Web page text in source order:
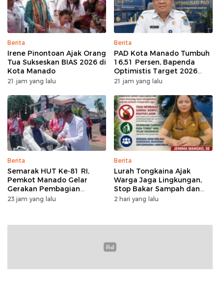
Berita
Irene Pinontoan Ajak Orang
Tua Sukseskan BIAS 2026 di
Kota Manado
21 jam yang lalu
Berita
PAD Kota Manado Tumbuh
16,51 Persen, Bapenda
Optimistis Target 2026
Tercapai
21 jam yang lalu
Berita
Semarak HUT Ke-81 RI,
Pemkot Manado Gelar
Gerakan Pembagian
Bendera Merah Putih
23 jam yang lalu
Berita
Lurah Tongkaina Ajak
Warga Jaga Lingkungan,
Stop Bakar Sampah dan
Buang Sampah
2 hari yang lalu